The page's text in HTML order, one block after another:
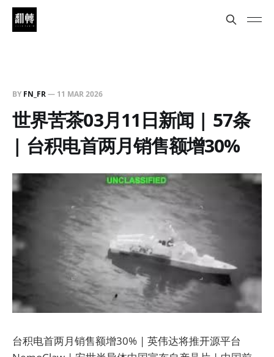
BY FN_FR— 11 MAR 2026
世界苦茶03月11日新闻 | 57条
| 台积电首两月销售额增30%
台积电首两月销售额增30% | 英伟达将推开源平台